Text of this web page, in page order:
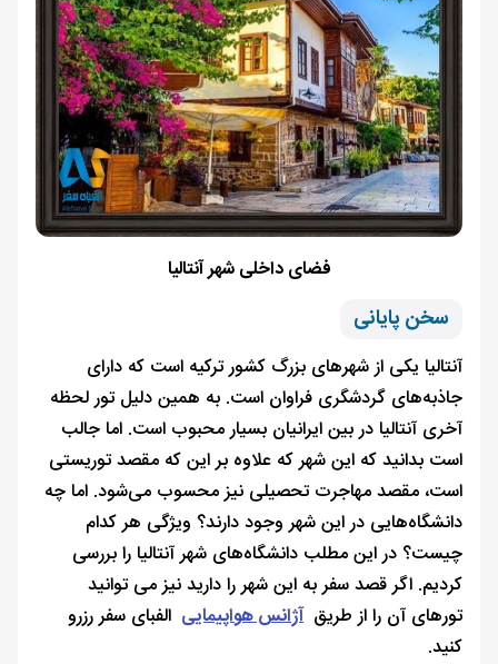
فضای داخلی شهر آنتالیا
سخن پایانی
آنتالیا یکی از شهرهای بزرگ کشور ترکیه است که دارای
جاذبه‌های گردشگری فراوان است. به همین دلیل تور لحظه
آخری آنتالیا در بین ایرانیان بسیار محبوب است. اما جالب
است بدانید که این شهر که علاوه بر این که مقصد توریستی
است، مقصد مهاجرت تحصیلی نیز محسوب می‌شود. اما چه
دانشگاه‌هایی در این شهر وجود دارند؟ ویژگی هر کدام
چیست؟ در این مطلب دانشگاه‌های شهر آنتالیا را بررسی
کردیم. اگر قصد سفر به این شهر را دارید نیز می توانید
تورهای آن را از طریق آژانس هواپیمایی الفبای سفر رزرو
کنید.